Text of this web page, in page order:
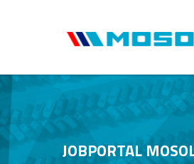
JOBPORTAL